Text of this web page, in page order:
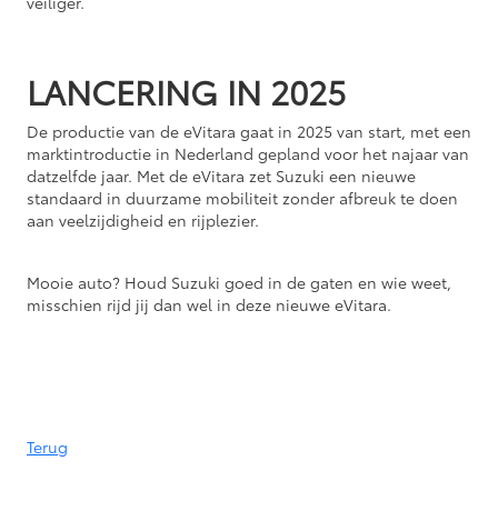
LANCERING IN 2025
De productie van de eVitara gaat in 2025 van start, met een
marktintroductie in Nederland gepland voor het najaar van
datzelfde jaar. Met de eVitara zet Suzuki een nieuwe
standaard in duurzame mobiliteit zonder afbreuk te doen
aan veelzijdigheid en rijplezier.
Mooie auto? Houd Suzuki goed in de gaten en wie weet,
misschien rijd jij dan wel in deze nieuwe eVitara.
Terug